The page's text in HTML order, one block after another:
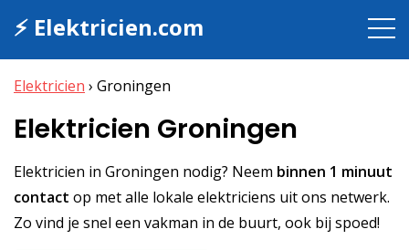
⚡ Elektricien.com
Elektricien › Groningen
Elektricien Groningen
Elektricien in Groningen nodig? Neem binnen 1 minuut
contact op met alle lokale elektriciens uit ons netwerk.
Zo vind je snel een vakman in de buurt, ook bij spoed!